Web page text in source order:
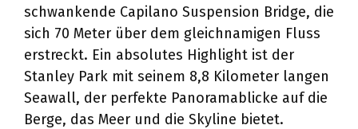
schwankende Capilano Suspension Bridge, die
sich 70 Meter über dem gleichnamigen Fluss
erstreckt. Ein absolutes Highlight ist der
Stanley Park mit seinem 8,8 Kilometer langen
Seawall, der perfekte Panoramablicke auf die
Berge, das Meer und die Skyline bietet.